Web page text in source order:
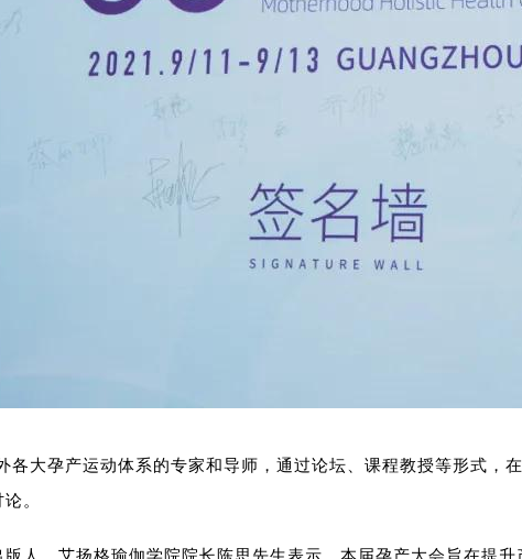
各大孕产运动体系的专家和导师，通过论坛、课程教授等形式，
。